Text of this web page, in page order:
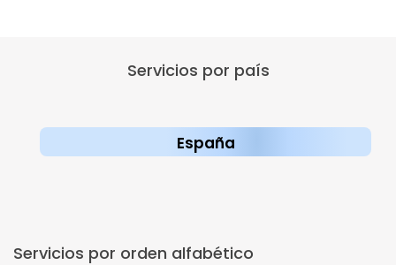
Servicios por país
España
Servicios por orden alfabético